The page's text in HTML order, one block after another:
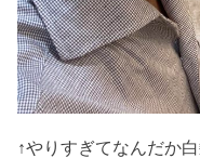
↑やりすぎてなんだか